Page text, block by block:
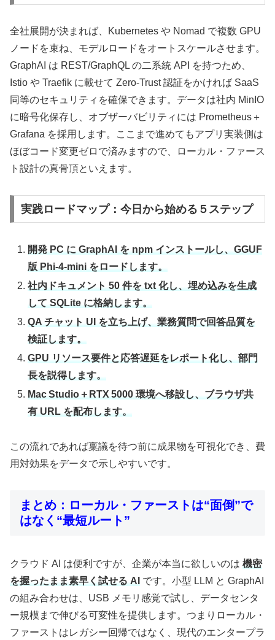
全社展開が決まれば、Kubernetes や Nomad で複数 GPU
ノードを束ね、モデルロードをオートスケールさせます。
GraphAI は REST/GraphQL の二系統 API を持つため、
Istio や Traefik に載せて Zero‑Trust 認証をかければ SaaS
同等のセキュリティを確保できます。データは社内 MinIO
に暗号化保存し、オブザーバビリティには Prometheus＋
Grafana を採用します。ここまで進めてもアプリ実装側は
ほぼコード変更ゼロで済みますので、ローカル・ファース
ト設計の真骨頂といえます。
実践ロードマップ：今日から始める５ステップ
開発 PC に GraphAI を npm インストールし、GGUF
版 Phi‑4‑mini をロードします。
社内ドキュメント 50 件を txt 化し、埋め込みを生成
して SQLite に格納します。
QA チャット UI を立ち上げ、業務質問で回答品質を
検証します。
GPU リソース要件と応答遅延をレポート化し、部門
長を説得します。
Mac Studio＋RTX 5000 環境へ移設し、ブラウザ共
有 URL を配布します。
この流れであれば稟議を待つ前に成果物を可視化でき、費
用対効果をデータで示しやすいです。
まとめ：ローカル・ファーストは“面倒”で
はなく“最短ルート”
クラウド AI は便利ですが、企業が本当に欲しいのは 機密
を握ったまま素早く試せる AI です。小型 LLM と GraphAI
の組み合わせは、USB メモリ感覚で試し、データセンタ
ー規模まで伸びる可変性を提供します。つまりローカル・
ファーストはレガシー回帰ではなく、現代のエンタープラ